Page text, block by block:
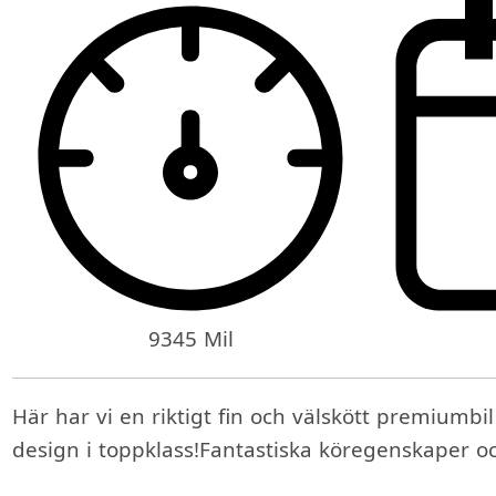
9345 Mil
Här har vi en riktigt fin och välskött
design i toppklass!Fantastiska köregenskaper